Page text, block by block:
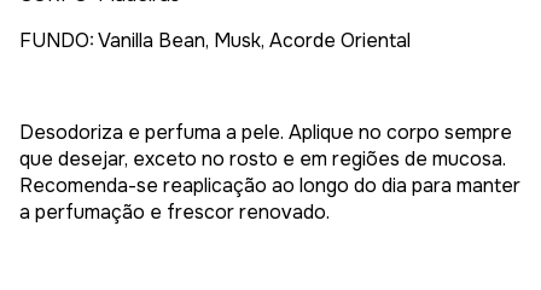
FUNDO: Vanilla Bean, Musk, Acorde Oriental
Desodoriza e perfuma a pele. Aplique no corpo sempre
que desejar, exceto no rosto e em regiões de mucosa.
Recomenda-se reaplicação ao longo do dia para manter
a perfumação e frescor renovado.